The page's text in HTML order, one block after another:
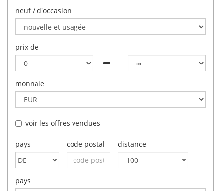
neuf / d'occasion
prix de
monnaie
voir les offres vendues
pays code postal distance
pays